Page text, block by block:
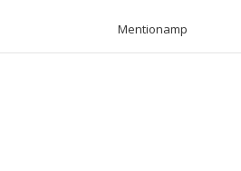
Mentionamp